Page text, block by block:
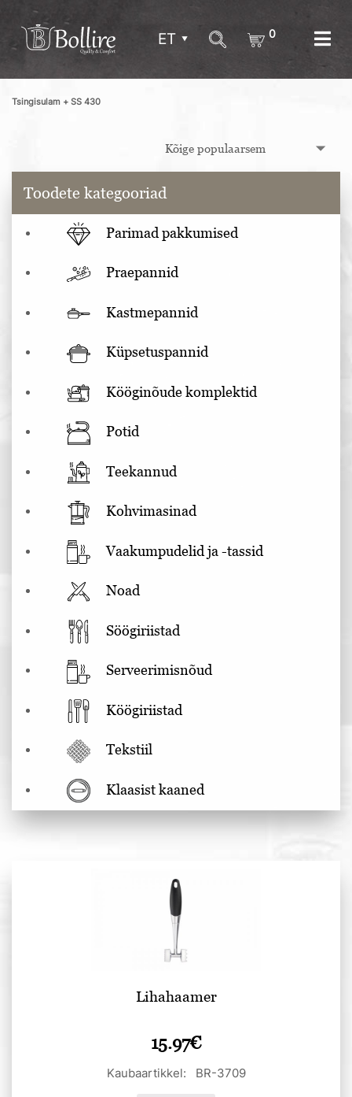
ET 0
Tsingisulam + SS 430
Toodete kategooriad
Parimad pakkumised
Praepannid
Kastmepannid
Küpsetuspannid
Kööginõude komplektid
Potid
Teekannud
Kohvimasinad
Vaakumpudelid ja -tassid
Noad
Söögiriistad
Serveerimisnõud
Köögiriistad
Tekstiil
Klaasist kaaned
Lihahaamer
15.97€
Kaubaartikkel: BR-3709